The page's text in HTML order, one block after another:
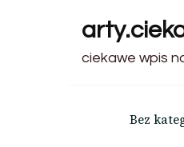
ciekawe wpis
Bez